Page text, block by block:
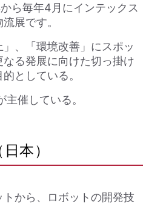
ら毎年4月にインテックス
展です。
、「環境改善」にスポッ
なる発展に向けた切っ掛け
としている。
催している。
本）
から、ロボットの開発技